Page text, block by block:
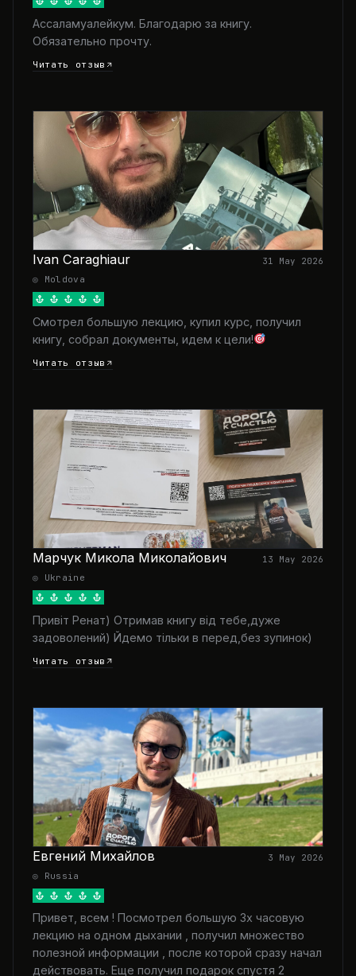
Ассаламуалейкум. Благодарю за книгу.
Обязательно прочту.
Читать отзыв
Ivan Caraghiaur
31 May 2026
◎ Moldova
Смотрел большую лекцию, купил курс, получил
книгу, собрал документы, идем к цели!
Читать отзыв
Марчук Микола Миколайович
13 May 2026
◎ Ukraine
Привіт Ренат) Отримав книгу від тебе,дуже
задоволений) Йдемо тільки в перед,без зупинок)
Читать отзыв
Евгений Михайлов
3 May 2026
◎ Russia
Привет, всем ! Посмотрел большую 3х часовую
лекцию на одном дыхании , получил множество
полезной информации , после которой сразу начал
действовать. Еще получил подарок спустя 2